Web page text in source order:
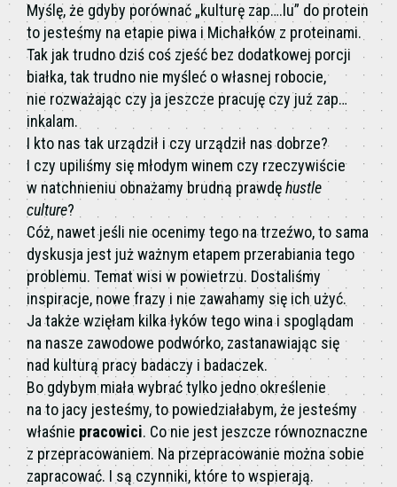
Myślę, że gdyby porównać „kulturę zap….lu” do protein
to jesteśmy na etapie piwa i Michałków z proteinami.
Tak jak trudno dziś coś zjeść bez dodatkowej porcji
białka, tak trudno nie myśleć o własnej robocie,
nie rozważając czy ja jeszcze pracuję czy już zap…
inkalam.
I kto nas tak urządził i czy urządził nas dobrze?
I czy upiliśmy się młodym winem czy rzeczywiście
w natchnieniu obnażamy brudną prawdęhustle
culture?
Cóż, nawet jeśli nie ocenimy tego na trzeźwo, to sama
dyskusja jest już ważnym etapem przerabiania tego
problemu. Temat wisi w powietrzu. Dostaliśmy
inspiracje, nowe frazy i nie zawahamy się ich użyć.
Ja także wzięłam kilka łyków tego wina i spoglądam
na nasze zawodowe podwórko, zastanawiając się
nad kulturą pracy badaczy i badaczek.
Bo gdybym miała wybrać tylko jedno określenie
na to jacy jesteśmy, to powiedziałabym, że jesteśmy
właśnie pracowici. Co nie jest jeszcze równoznaczne
z przepracowaniem. Na przepracowanie można sobie
zapracować. I są czynniki, które to wspierają.